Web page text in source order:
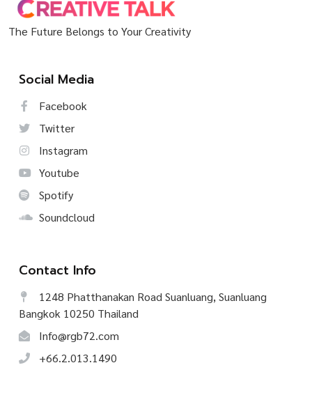
The Future Belongs to Your Creativity
Social Media
Facebook
Twitter
Instagram
Youtube
Spotify
Soundcloud
Contact Info
1248 Phatthanakan Road Suanluang, Suanluang
Bangkok 10250 Thailand
Info@rgb72.com
+66.2.013.1490